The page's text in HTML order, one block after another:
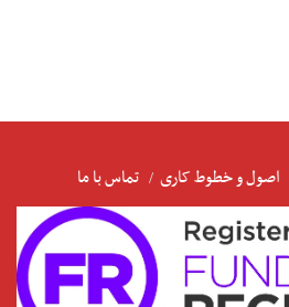
اصول و خطوط کاری تماس با ما